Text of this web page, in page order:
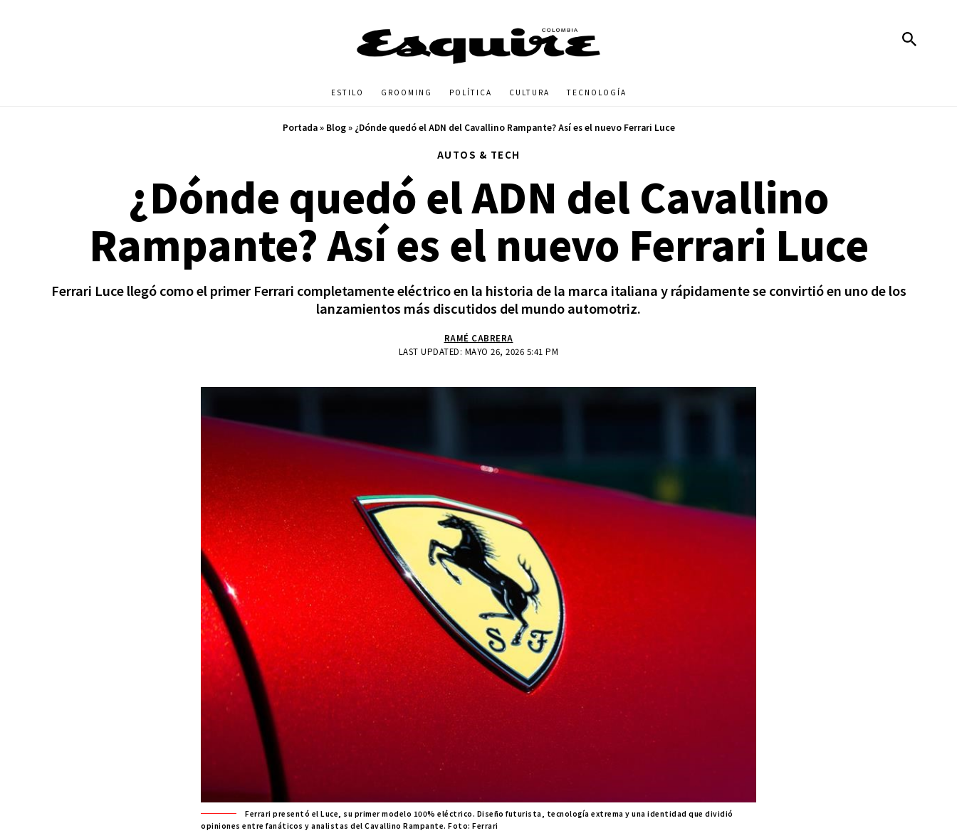
ESTILO GROOMING POLÍTICA CULTURA TECNOLOGÍA
Portada» Blog» ¿Dónde quedó el ADN del Cavallino Rampante? Así es el nuevo Ferrari Luce
AUTOS & TECH
¿Dónde quedó el ADN del Cavallino
Rampante? Así es el nuevo Ferrari Luce
Ferrari Luce llegó como el primer Ferrari completamente eléctrico en la historia de la marca italiana y rápidamente se convirtió en uno de los
lanzamientos más discutidos del mundo automotriz.
LAST UPDATED: MAYO 26, 2026 5:41 PM
RAMÉ CABRERA
Ferrari presentó el Luce, su primer modelo 100% eléctrico. Diseño futurista, tecnología extrema y una identidad que dividió
opiniones entre fanáticos y analistas del Cavallino Rampante. Foto: Ferrari